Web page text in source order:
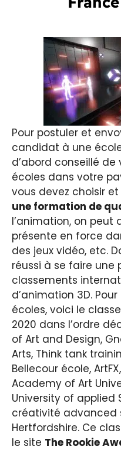
Pour postuler et
candidat à une
d’abord conseillé
écoles dans votre
vous devez choisir
une formation de
l’animation, on peut
présente en force
des jeux vidéo, etc.
réussi à se faire une
classements
d’animation 3D.
écoles, voici le
2020 dans l’ordre
of Art and Design,
Arts, Think tank
Bellecour école,
Academy of Art
University of applied
créativité advanced
Hertfordshire. Ce
le site The Rookie